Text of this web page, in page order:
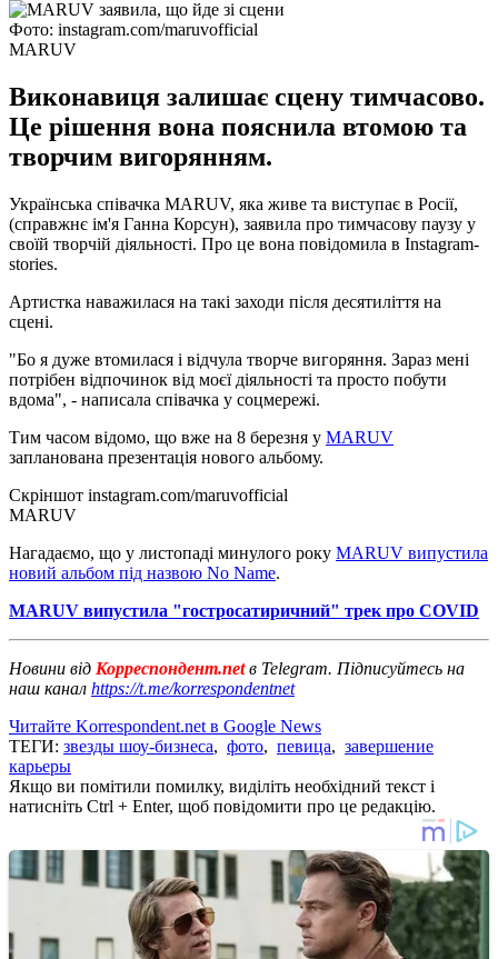
Фото: instagram.com/maruvofficial
MARUV
Виконавиця залишає сцену тимчасово.
Це рішення вона пояснила втомою та
творчим вигорянням.
Українська співачка MARUV, яка живе та виступає в Росії,
(справжнє ім'я Ганна Корсун), заявила про тимчасову паузу у
своїй творчій діяльності. Про це вона повідомила в Instagram-
stories.
Артистка наважилася на такі заходи після десятиліття на
сцені.
"Бо я дуже втомилася і відчула творче вигоряння. Зараз мені
потрібен відпочинок від моєї діяльності та просто побути
вдома", - написала співачка у соцмережі.
Тим часом відомо, що вже на 8 березня у MARUV
запланована презентація нового альбому.
Скріншот instagram.com/maruvofficial
MARUV
Нагадаємо, що у листопаді минулого року MARUV випустила
новий альбом під назвою No Name.
MARUV випустила "гостросатиричний" трек про COVID
Новини від Корреспондент.netв Telegram. Підписуйтесь на
наш канал https://t.me/korrespondentnet
Читайте Korrespondent.net в Google News
ТЕГИ: звезды шоу-бизнеса, фото, певица, завершение
карьеры
Якщо ви помітили помилку, виділіть необхідний текст і
натисніть Ctrl + Enter, щоб повідомити про це редакцію.